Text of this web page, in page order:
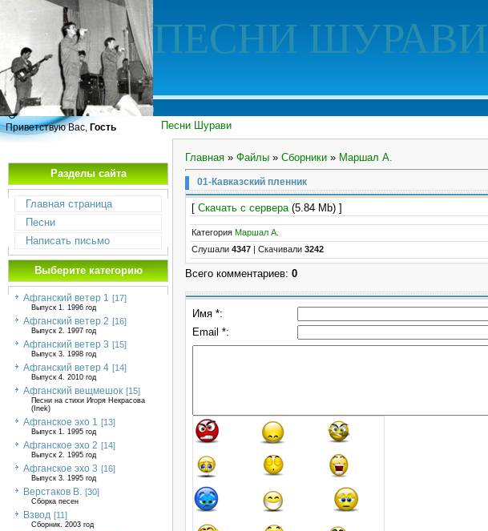
ПЕСНИ ШУРАВИ
Песни Шурави
Приветствую Вас, Гость
Разделы сайта
Главная страница
Песни
Написать письмо
Выберите категорию
Афганский ветер 1 [17]
Выпуск 1. 1996 год
Афганский ветер 2 [16]
Выпуск 2. 1997 год
Афганский ветер 3 [15]
Выпуск 3. 1998 год
Афганский ветер 4 [14]
Выпуск 4. 2010 год
Афганский вещмешок [15]
Песни на стихи Игоря Некрасова
(Inek)
Афганское эхо 1 [13]
Выпуск 1. 1995 год
Афганское эхо 2 [14]
Выпуск 2. 1995 год
Афганское эхо 3 [16]
Выпуск 3. 1995 год
Верстаков В. [30]
Сборка песен
Взвод [11]
Сборник. 2003 год
Главная » Файлы » Сборники » Маршал А.
01-Кавказский пленник
[ Скачать с сервера(5.84 Mb) ]
Категория Маршал А.
Слушали 4347 Скачивали 3242
Всего комментариев: 0
Имя *:
Email *: